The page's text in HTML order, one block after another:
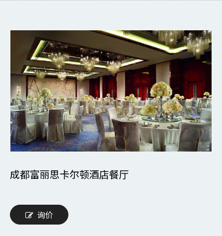
成都富丽思卡尔顿酒店餐厅
询价